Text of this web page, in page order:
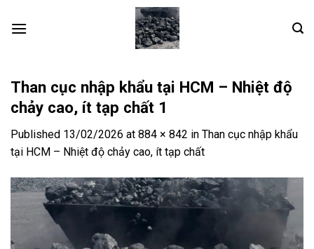
Than cục nhập khẩu tại HCM – Nhiệt độ
chảy cao, ít tạp chất 1
Published 13/02/2026 at 884 × 842 in Than cục nhập khẩu
tại HCM – Nhiệt độ chảy cao, ít tạp chất